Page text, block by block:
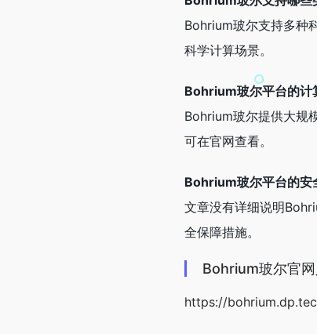
Bohrium玻尔支持多种
科学计算场景。
Bohrium玻尔平台的计
Bohrium玻尔提供大规
可在官网查看。
Bohrium玻尔平台的安
文章没有详细说明
全保障措施。
Bohrium玻尔官
https://